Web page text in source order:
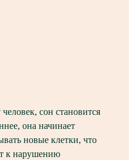
она начинает
новые клетки, что
к нарушению